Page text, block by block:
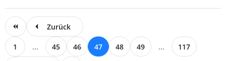
Zurück
1 ... 45 46 47 48 49 ... 117